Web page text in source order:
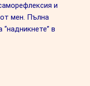
и
мен. Пълна
в